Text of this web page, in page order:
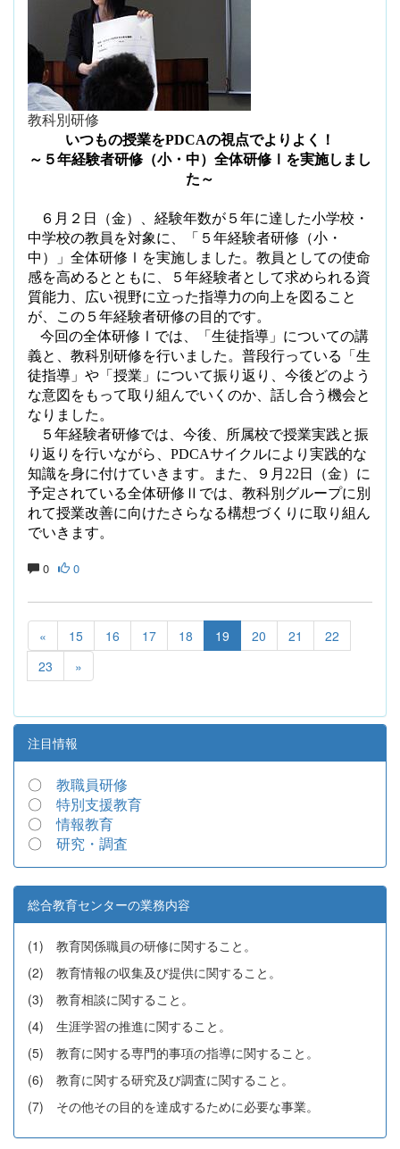
教科別研修
いつもの授業をPDCAの視点でよりよく！
～５年経験者研修（小・中）全体研修Ⅰを実施しまし
た～
６月２日（金）、経験年数が５年に達した小学校・
中学校の教員を対象に、「５年経験者研修（小・
中）」全体研修Ⅰを実施しました。教員としての使命
感を高めるとともに、５年経験者として求められる資
質能力、広い視野に立った指導力の向上を図ること
が、この５年経験者研修の目的です。
今回の全体研修Ⅰでは、「生徒指導」についての講
義と、教科別研修を行いました。普段行っている「生
徒指導」や「授業」について振り返り、今後どのよう
な意図をもって取り組んでいくのか、話し合う機会と
なりました。
５年経験者研修では、今後、所属校で授業実践と振
り返りを行いながら、 PDCAサイクルにより実践的な
知識を身に付けていきます。また、９月 22 日（金）に
予定されている全体研修Ⅱでは、教科別グループに別
れて授業改善に向けたさらなる構想づくりに取り組ん
でいきます。
0 0
« 15 16 17 18 19 20 21
22
23
»
注目情報
〇 教職員研修
〇 特別支援教育
〇情報教育
〇 研究・調査
総合教育センターの業務内容
(1) 教育関係職員の研修に関すること。
(2) 教育情報の収集及び提供に関すること。
(3) 教育相談に関すること。
(4) 生涯学習の推進に関すること。
(5) 教育に関する専門的事項の指導に関すること。
(6) 教育に関する研究及び調査に関すること。
(7) その他その目的を達成するために必要な事業。